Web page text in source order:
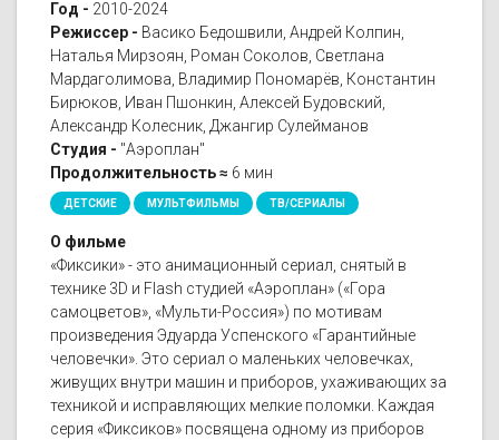
Год - 2010-2024
Режиссер - Васико Бедошвили, Андрей Колпин,
Наталья Мирзоян, Роман Соколов, Светлана
Мардаголимова, Владимир Пономарёв, Константин
Бирюков, Иван Пшонкин, Алексей Будовский,
Александр Колесник, Джангир Сулейманов
Студия - "Аэроплан"
Продолжительность ≈ 6 мин
ДЕТСКИЕ МУЛЬТФИЛЬМЫ ТВ/СЕРИАЛЫ
О фильме
«Фиксики» - это анимационный сериал, снятый в
технике 3D и Flash студией «Аэроплан» («Гора
самоцветов», «Мульти-Россия») по мотивам
произведения Эдуарда Успенского «Гарантийные
человечки». Это сериал о маленьких человечках,
живущих внутри машин и приборов, ухаживающих за
техникой и исправляющих мелкие поломки. Каждая
серия «Фиксиков» посвящена одному из приборов